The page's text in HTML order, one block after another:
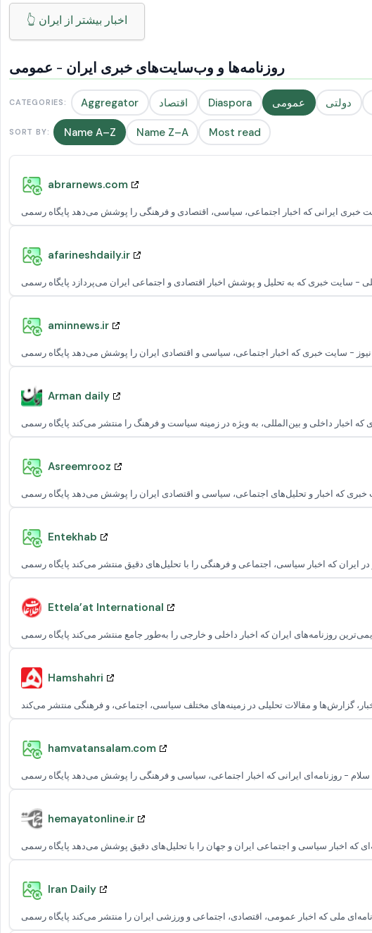
👆 اخبار بیشتر از ایران
روزنامه‌ها و وب‌سایت‌های خبری ایران - عمومی
CATEGORIES: Aggregator اقتصاد Diaspora عمومی دولتی
SORT BY: Name A–Z Name Z–A Most read
abrarnews.com
afarineshdaily.ir
aminnews.ir
Arman daily
Asreemrooz
Entekhab
Ettela’at International
Hamshahri
hamvatansalam.com
hemayatonline.ir
Iran Daily